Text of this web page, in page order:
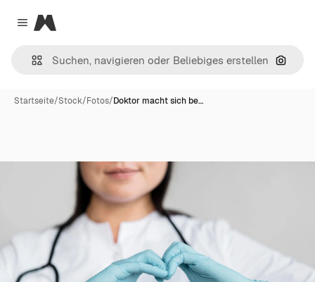
Close menu
Magnific
Nach
Startseite/Stock/Fotos/Doktor macht sich be…